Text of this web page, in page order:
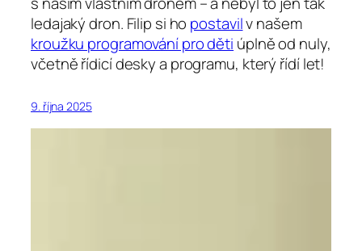
ledajaký dron. Filip si ho postavilv našem
kroužku programování pro děti úplně od nuly,
včetně řídicí desky a programu, který řídí let!
9. října 2025